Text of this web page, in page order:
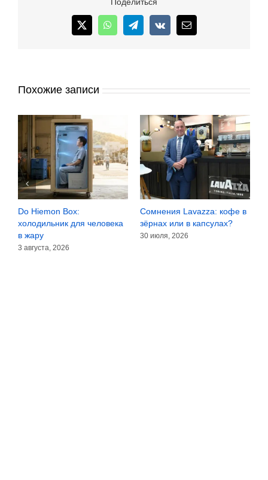
продлена
до
X WhatsAppTelegram
Vk Email
Похожие записи
Do Hiemon Box:
холодильник для человека
в жару
3 августа, 2026
Сомнения Lavazza: кофе в
зёрнах или в капсулах?
30 июля, 2026